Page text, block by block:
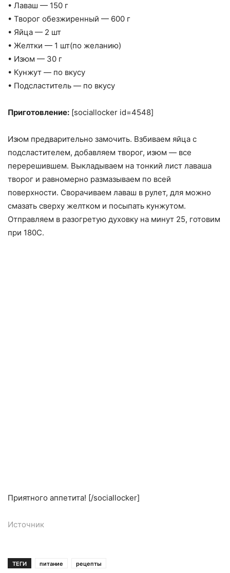
• Лаваш — 150 г
• Творог обезжиренный — 600 г
• Яйца — 2 шт
• Желтки — 1 шт(по желанию)
• Изюм — 30 г
• Кунжут — по вкусу
• Подсластитель — по вкусу
Приготовление: [sociallocker id=4548]
Изюм предварительно замочить. Взбиваем яйца с
подсластителем, добавляем творог, изюм — все
перерешившем. Выкладываем на тонкий лист лаваша
творог и равномерно размазываем по всей
поверхности. Сворачиваем лаваш в рулет, для можно
смазать сверху желтком и посыпать кунжутом.
Отправляем в разогретую духовку на минут 25, готовим
при 180С.
Приятного аппетита! [/sociallocker]
Источник
ТЕГИ питание рецепты